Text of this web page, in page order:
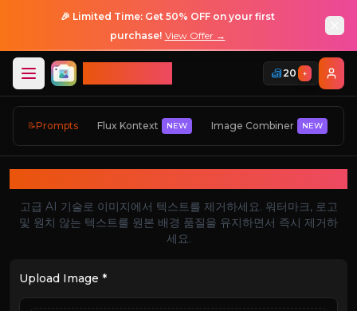
🎉 Limited Time: Get 50% OFF on your first
purchase! View Offer →
20 +
로그인
📝Prompts Flux Kontext NEW Image Combiner NEW
고급 AI 기술로 이미지에서 텍스트를 제거하세요. 워터마크, 로고
및 원치 않는 텍스트를 원본 배경 품질을 유지하면서 즉시 제거하
세요.
Upload Image *